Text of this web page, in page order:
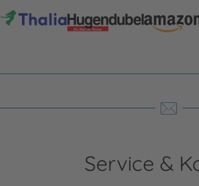
Bild vergrößern
Service &